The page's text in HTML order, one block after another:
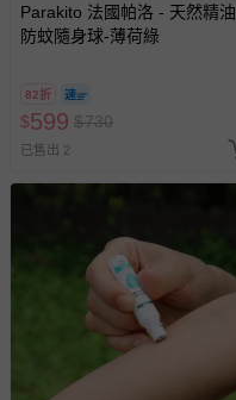
Parakito 法國帕洛 - 天然精油
防蚊隨身球-薄荷綠
82折
$599 $730
已售出 2